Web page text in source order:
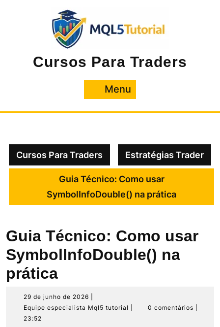
Cursos Para Traders
Menu
Cursos Para Traders Estratégias Trader
Guia Técnico: Como usar
SymbolInfoDouble() na prática
Guia Técnico: Como usar
SymbolInfoDouble() na
prática
29 de junho de 2026
de
Equipe especialista Mql5 tutorial
Equipe0 comentários
23:52